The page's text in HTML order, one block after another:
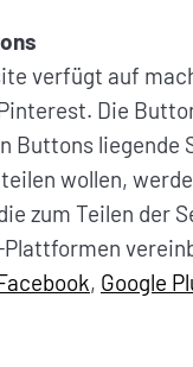
verfügt auf
Die
Buttons
wollen,
zum Teilen der
, Google